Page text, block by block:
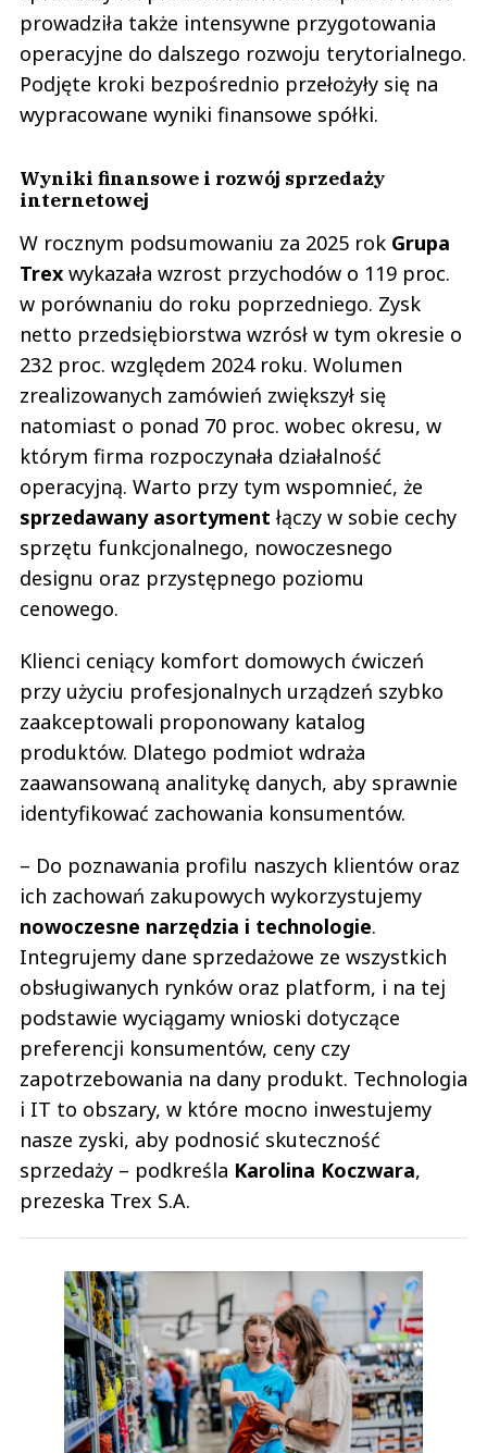
prowadziła także intensywne przygotowania
operacyjne do dalszego rozwoju terytorialnego.
Podjęte kroki bezpośrednio przełożyły się na
wypracowane wyniki finansowe spółki.
Wyniki finansowe i rozwój sprzedaży
internetowej
W rocznym podsumowaniu za 2025 rok Grupa
Trex wykazała wzrost przychodów o 119 proc.
w porównaniu do roku poprzedniego. Zysk
netto przedsiębiorstwa wzrósł w tym okresie o
232 proc. względem 2024 roku. Wolumen
zrealizowanych zamówień zwiększył się
natomiast o ponad 70 proc. wobec okresu, w
którym firma rozpoczynała działalność
operacyjną. Warto przy tym wspomnieć, że
sprzedawany asortyment łączy w sobie cechy
sprzętu funkcjonalnego, nowoczesnego
designu oraz przystępnego poziomu
cenowego.
Klienci ceniący komfort domowych ćwiczeń
przy użyciu profesjonalnych urządzeń szybko
zaakceptowali proponowany katalog
produktów. Dlatego podmiot wdraża
zaawansowaną analitykę danych, aby sprawnie
identyfikować zachowania konsumentów.
– Do poznawania profilu naszych klientów oraz
ich zachowań zakupowych wykorzystujemy
nowoczesne narzędzia i technologie.
Integrujemy dane sprzedażowe ze wszystkich
obsługiwanych rynków oraz platform, i na tej
podstawie wyciągamy wnioski dotyczące
preferencji konsumentów, ceny czy
zapotrzebowania na dany produkt. Technologia
i IT to obszary, w które mocno inwestujemy
nasze zyski, aby podnosić skuteczność
sprzedaży – podkreśla Karolina Koczwara,
prezeska Trex S.A.